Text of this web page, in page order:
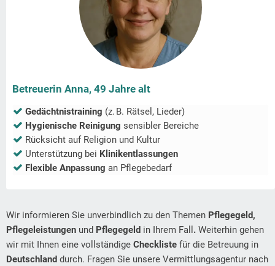
Betreuerin Anna, 49 Jahre alt
Gedächtnistraining (z. B. Rätsel, Lieder)
Hygienische Reinigung sensibler Bereiche
Rücksicht auf Religion und Kultur
Unterstützung bei Klinikentlassungen
Flexible Anpassung an Pflegebedarf
Wir informieren Sie unverbindlich zu den Themen Pflegegeld,
Pflegeleistungen und Pflegegeld in Ihrem Fall . Weiterhin gehen
wir mit Ihnen eine vollständige Checkliste für die Betreuung in
Deutschland durch. Fragen Sie unsere Vermittlungsagentur nach